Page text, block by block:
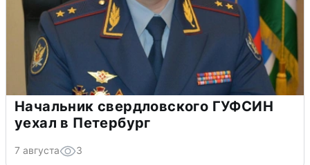
Начальник свердловского ГУФСИН
уехал в Петербург
7 августа 3